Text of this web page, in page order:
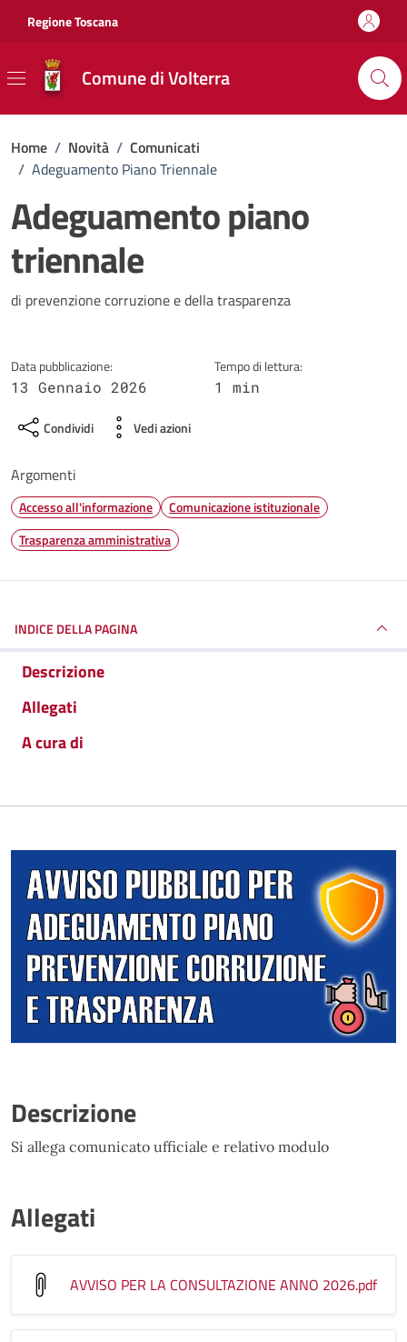
Regione Toscana
Comune di Volterra
Home / Novità / Comunicati
/ Adeguamento Piano Triennale
Adeguamento piano
triennale
Dettagli della notizia
di prevenzione corruzione e della trasparenza
Data pubblicazione:
13 Gennaio 2026
Tempo di lettura:
1 min
Condividi Vedi azioni
Argomenti
Accesso all'informazione
Comunicazione istituzionale
Trasparenza amministrativa
INDICE DELLA PAGINA
Descrizione
Allegati
A cura di
Descrizione
Si allega comunicato ufficiale e relativo modulo
Allegati
AVVISO PER LA CONSULTAZIONE ANNO 2026.pdf